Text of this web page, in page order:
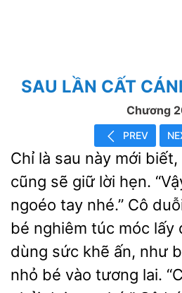
SAU LẦN CẤT
Chương
PREV
Chỉ là sau này mới
cũng sẽ giữ lời hẹn.
tay nhé.” Cô
bé nghiêm túc móc lấy
dùng sức khẽ ấn, như
nhỏ bé vào tương lai.